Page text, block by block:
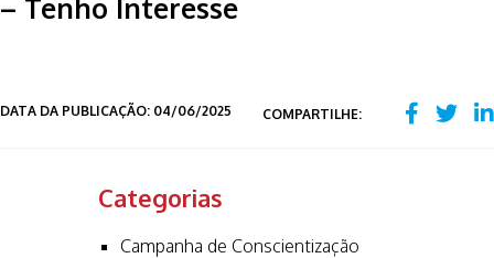
– Tenho Interesse
DATA DA PUBLICAÇÃO: 04/06/2025 COMPARTILHE:
Categorias
Campanha de Conscientização